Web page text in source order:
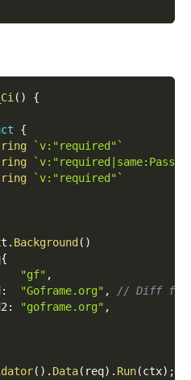
( ) {
{
`v:"required"`
`v:"required"`
. Background ( )
{
"gf" ,
: "Goframe.org" ,
// Diff from
: "goframe.org" ,
( ) . Data( req) . Run(ctx) ;